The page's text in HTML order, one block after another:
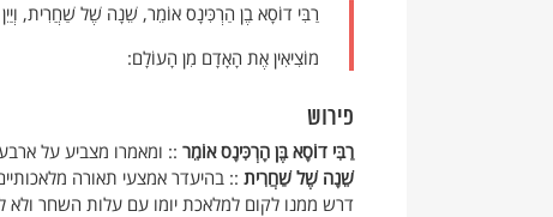
רַבִּי דוֹסָא בֶן הַרְכִּינָס אוֹמֵר, שֵׁנָה שֶׁל שַׁחֲרִית,
מוֹצִיאִין אֶת הָאָדָם מִן הָעוֹלָם:
פירוש
רַבִּי דוֹסָא בֶּן הָרְכִּינָס אוֹמֵר :: ומאמרו מצביע על
שֵׁנָה שֶׁל שַׁחֲרִית :: בהיעדר אמצעי תאורה
דרש ממנו לקום למלאכת יומו עם עלות השחר ולא